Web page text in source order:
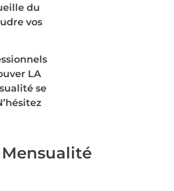
!
du
vos
LA
se